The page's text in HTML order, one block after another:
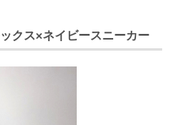
クス×ネイビースニーカー